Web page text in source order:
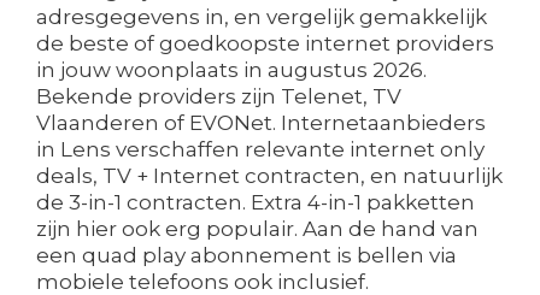
adresgegevens in, en vergelijk gemakkelijk
de beste of goedkoopste internet providers
in jouw woonplaats in augustus 2026.
Bekende providers zijn Telenet, TV
Vlaanderen of EVONet. Internetaanbieders
in Lens verschaffen relevante internet only
deals, TV + Internet contracten, en natuurlijk
de 3-in-1 contracten. Extra 4-in-1 pakketten
zijn hier ook erg populair. Aan de hand van
een quad play abonnement is bellen via
mobiele telefoons ook inclusief.